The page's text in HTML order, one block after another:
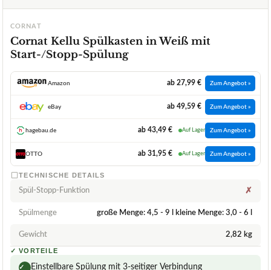
CORNAT
Cornat Kellu Spülkasten in Weiß mit
Start-/Stopp-Spülung
Amazon ab 27,99 € Zum Angebot »
eBay ab 49,59 € Zum Angebot »
hagebau.de ab 43,49 € Auf Lager Zum Angebot »
OTTO ab 31,95 € Auf Lager Zum Angebot »
TECHNISCHE DETAILS
Spül-Stopp-Funktion ✗
Spülmenge große Menge: 4,5 - 9 l kleine Menge: 3,0 - 6 l
Gewicht 2,82 kg
✓ VORTEILE
✓ Einstellbare Spülung mit 3-seitiger Verbindung